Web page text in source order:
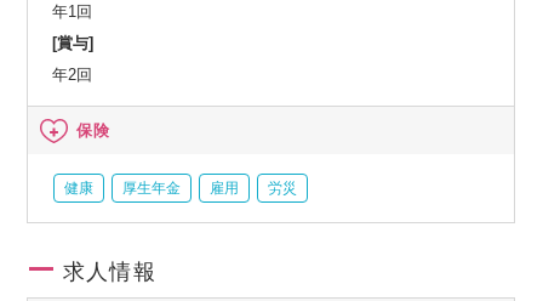
年1回
[賞与]
年2回
保険
健康 厚生年金 雇用 労災
求人情報